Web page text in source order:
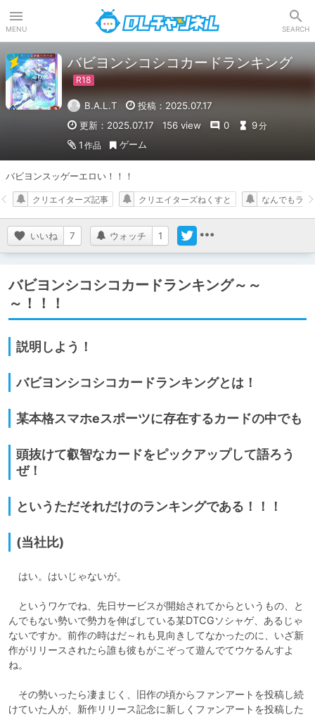
MENU SEARCH
バビヨンシコシコカードランキング
B.A.L.T
投稿：2025.07.17
更新：2025.07.17
156 view 0 9分
1 作品 ゲーム
バビヨンスッゲーエロい！！！
いいね 7 ウォッチ 1
クリエイターズ記事 クリエイターズねくすと なんでもラン
バビヨンシコシコカードランキング～～
～！！！
説明しよう！
バビヨンシコシコカードランキングとは！
某本格スマホeスポーツに存在するカードの中でも
頭抜けて叡智なカードをピックアップして語ろう
ぜ！
というただそれだけのランキングである！！！
(当社比)
はい。はいじゃないが。
というワケでね、先日サービスが開始されてからというもの、と
んでもない勢いで勢力を伸ばしている某DTCGソシャゲ、あるじゃ
ないですか。前作の時はだ～れも見向きしてなかったのに、いざ新
作がリリースされたら誰も彼もがこぞって遊んでてウケるんすよ
ね。
その勢いったら凄まじく、旧作の頃からファンアートを投稿し続
けていた人が、新作リリース記念に新しくファンアートを投稿した